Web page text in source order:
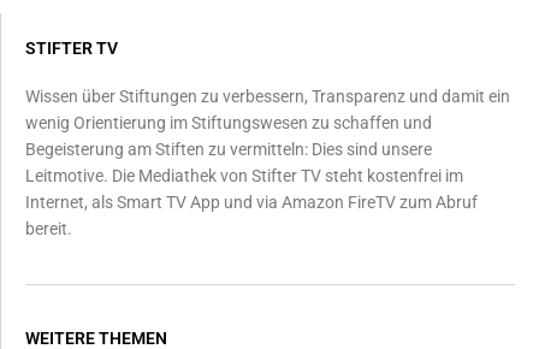
STIFTER TV
Wissen über Stiftungen zu verbessern, Transparenz und damit ein
wenig Orientierung im Stiftungswesen zu schaffen und
Begeisterung am Stiften zu vermitteln: Dies sind unsere
Leitmotive. Die Mediathek von Stifter TV steht kostenfrei im
Internet, als Smart TV App und via Amazon FireTV zum Abruf
bereit.
WEITERE THEMEN